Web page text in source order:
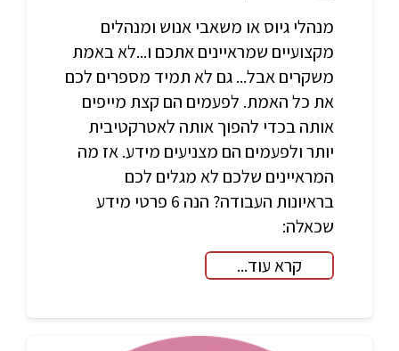
מנהלי גיוס או משאבי אנוש ומנהלים
מקצועיים שמראיינים אתכם ו...לא באמת
משקרים אבל... גם לא תמיד מספרים לכם
את כל האמת. לפעמים הם קצת מייפים
אותה בכדי להפוך אותה לאטרקטיבית
יותר ולפעמים הם מצניעים מידע. אז מה
המראיינים שלכם לא מגלים לכם
בראיונות העבודה? הנה 6 פרטי מידע
שכאלה:
קרא עוד...